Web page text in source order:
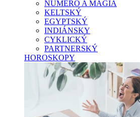
NUMERO A MÁGIA
KELTSKÝ
EGYPTSKÝ
INDIÁNSKY
CYKLICKÝ
PARTNERSKÝ
HOROSKOPY